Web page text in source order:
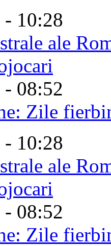
10:28
ale
08:52
Zile
10:28
ale
08:52
Zile